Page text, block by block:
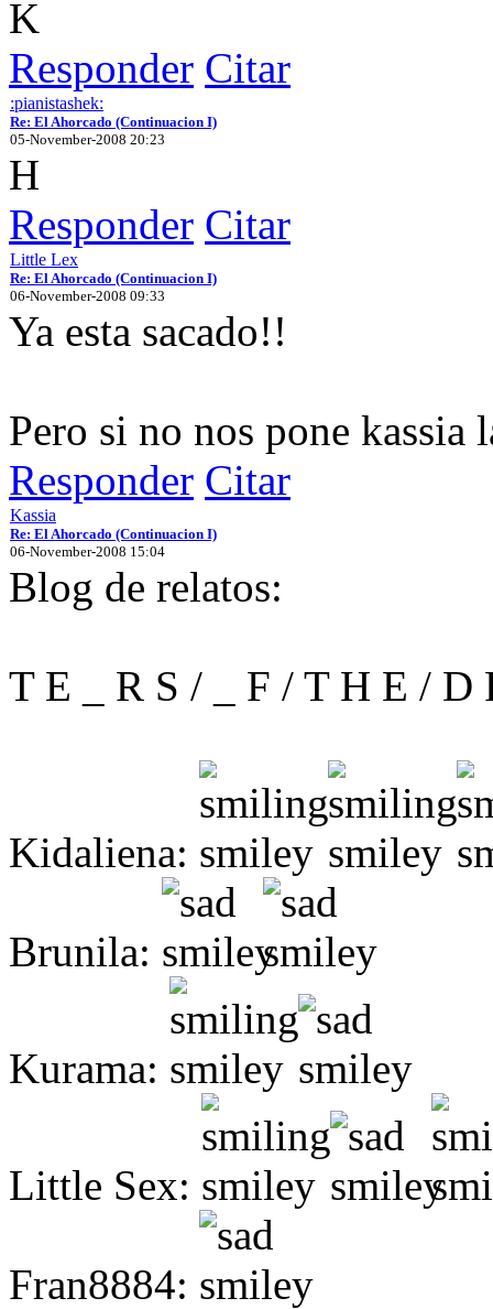
K
Responder Citar
:pianistashek:
Re: El Ahorcado (Continuacion I)
05-November-2008 20:23
H
Responder Citar
Little Lex
Re: El Ahorcado (Continuacion I)
06-November-2008 09:33
Ya esta sacado!!
Pero si no nos pone kassia
Responder Citar
Kassia
Re: El Ahorcado (Continuacion I)
06-November-2008 15:04
Blog de relatos:
T E _ R S / _ F / T H E / D
Kidaliena:
Brunila:
Kurama:
Little Sex:
Fran8884: